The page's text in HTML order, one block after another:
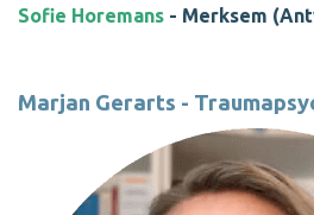
Sofie Horemans - Merksem
Marjan Gerarts -